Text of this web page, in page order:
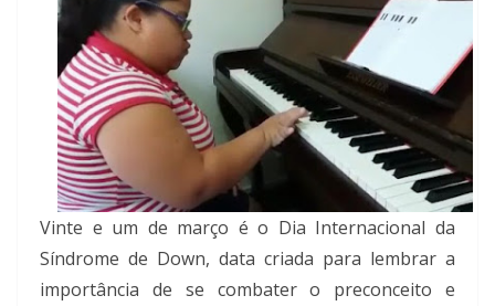
Vinte e um de março é o Dia Internacional da
Síndrome de Down, data criada para lembrar a
importância de se combater o preconceito e